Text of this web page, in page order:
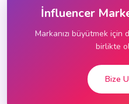
İnfluencer
Markanızı büyütmek
birlikte
Bize